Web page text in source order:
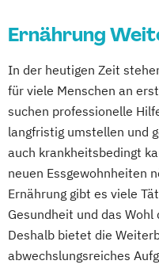
Ernährung
In der heutigen Zeit
für viele Menschen an
suchen professionelle
langfristig umstellen und
auch krankheitsbedingt
neuen Essgewohnheiten
Ernährung gibt es viele
Gesundheit und das
Deshalb bietet die
abwechslungsreiches